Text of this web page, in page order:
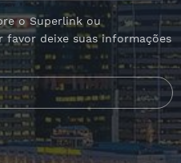
o Superlink ou
favor deixe suas informações